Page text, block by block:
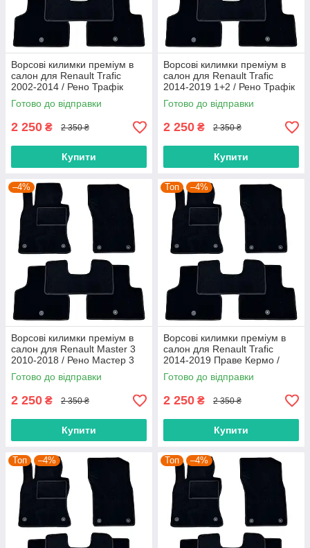
Ворсові килимки преміум в
салон для Renault Trafic
2002-2014 / Рено Трафік
килимки
Готово до відправки
2 250 ₴ 2 350 ₴
Купити
Ворсові килимки преміум в
салон для Renault Trafic
2014-2019 1+2 / Рено Трафік
килимки
Готово до відправки
2 250 ₴ 2 350 ₴
Купити
–4%
Ворсові килимки преміум в
салон для Renault Master 3
2010-2018 / Рено Мастер 3
килимки
Готово до відправки
2 250 ₴ 2 350 ₴
Купити
Топ –4%
Ворсові килимки преміум в
салон для Renault Trafic
2014-2019 Праве Кермо /
Рено Трафік килимки
Готово до відправки
2 250 ₴ 2 350 ₴
Купити
Топ –4% Топ –4%